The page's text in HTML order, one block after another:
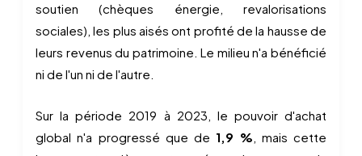
soutien (chèques énergie, revalorisations
sociales), les plus aisés ont profité de la hausse de
leurs revenus du patrimoine. Le milieu n'a bénéficié
ni de l'un ni de l'autre.
Sur la période 2019 à 2023, le pouvoir d'achat
global n'a progressé que de 1,9 %, mais cette